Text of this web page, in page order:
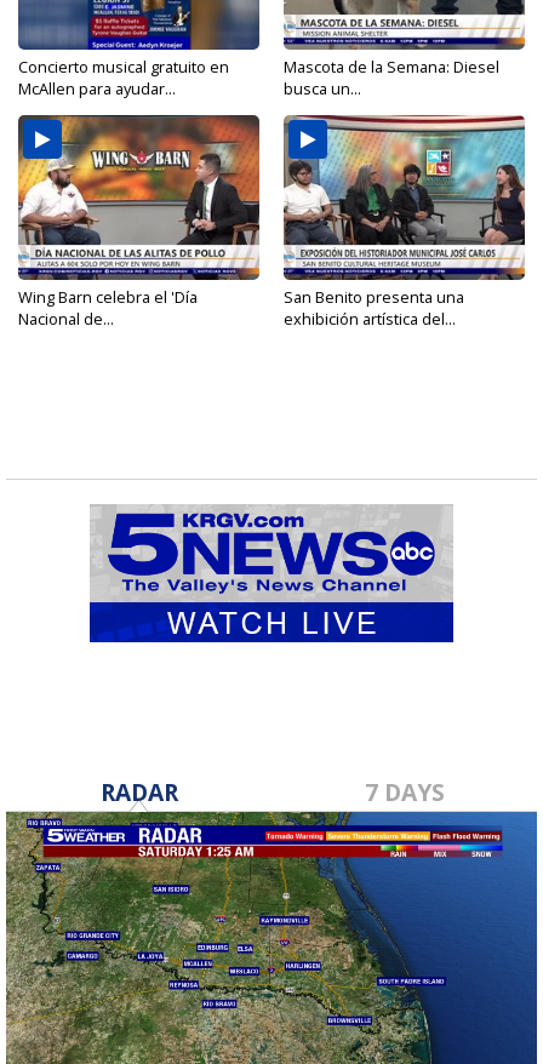
Concierto musical gratuito en
McAllen para ayudar...
Mascota de la Semana: Diesel
busca un...
Wing Barn celebra el 'Día
Nacional de...
San Benito presenta una
exhibición artística del...
RADAR 7 DAYS